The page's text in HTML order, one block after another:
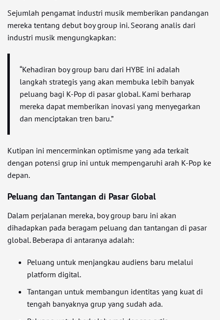
Sejumlah pengamat industri musik memberikan pandangan
mereka tentang debut boy group ini. Seorang analis dari
industri musik mengungkapkan:
“Kehadiran boy group baru dari HYBE ini adalah
langkah strategis yang akan membuka lebih banyak
peluang bagi K-Pop di pasar global. Kami berharap
mereka dapat memberikan inovasi yang menyegarkan
dan menciptakan tren baru.”
Kutipan ini mencerminkan optimisme yang ada terkait
dengan potensi grup ini untuk mempengaruhi arah K-Pop ke
depan.
Peluang dan Tantangan di Pasar Global
Dalam perjalanan mereka, boy group baru ini akan
dihadapkan pada beragam peluang dan tantangan di pasar
global. Beberapa di antaranya adalah:
Peluang untuk menjangkau audiens baru melalui
platform digital.
Tantangan untuk membangun identitas yang kuat di
tengah banyaknya grup yang sudah ada.